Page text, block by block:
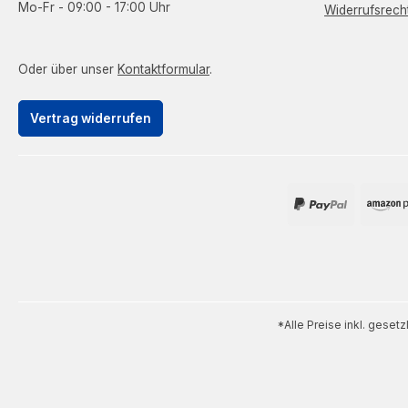
Mo-Fr - 09:00 - 17:00 Uhr
Oder über unser Kontaktformular.
Vertrag widerrufen
*Alle Preise inkl.